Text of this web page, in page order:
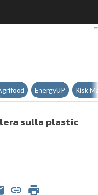
Loim accelera
EnergyUP Risk
sulla plastic